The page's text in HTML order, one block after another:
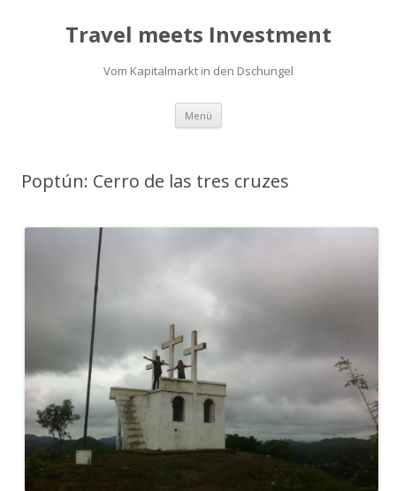
Travel meets Investment
Vom Kapitalmarkt in den Dschungel
Menü Springe
Inhalt
Poptún: Cerro de las tres cruzes